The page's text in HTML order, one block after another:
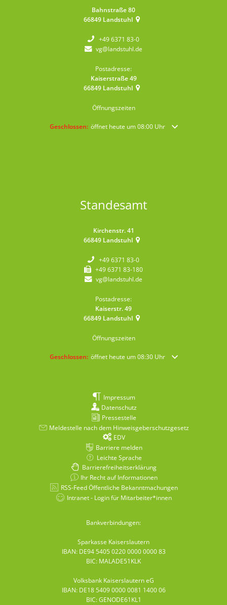
Bahnstraße 80
66849 Landstuhl
+49 6371 83-0
vg@landstuhl.de
Postadresse:
Kaiserstraße 49
66849 Landstuhl
Öffnungszeiten
Klicken, um weitere Öffnungs- oder Schließzeiten
Geschlossen: öffnet heute um 08:00 Uhr
Standesamt
Kirchenstr. 41
66849 Landstuhl
+49 6371 83-0
+49 6371 83-180
vg@landstuhl.de
Postadresse:
Kaiserstr. 49
66849 Landstuhl
Öffnungszeiten
Klicken, um weitere Öffnungs- oder Schließzeiten
Geschlossen: öffnet heute um 08:30 Uhr
Impressum
Datenschutz
Pressestelle
Meldestelle nach dem Hinweisgeberschutzgesetz
EDV
Barriere melden
Leichte Sprache
Barrierefreiheitserklärung
Ihr Recht auf Informationen
RSS-Feed Öffentliche Bekanntmachungen
Intranet - Login für Mitarbeiter*innen
Bankverbindungen:
Sparkasse Kaiserslautern
IBAN: DE94 5405 0220 0000 0000 83
BIC: MALADE51KLK
Volksbank Kaiserslautern eG
IBAN: DE18 5409 0000 0081 1400 06
BIC: GENODE61KL1